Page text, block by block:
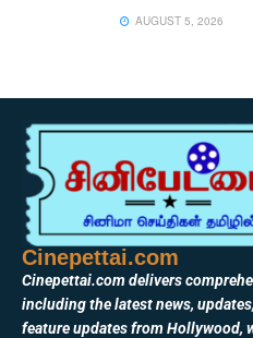
AUGUST 5, 2026
Cinepettai.com
Cinepettai.com delivers
including the latest news,
feature updates from Hollywood,